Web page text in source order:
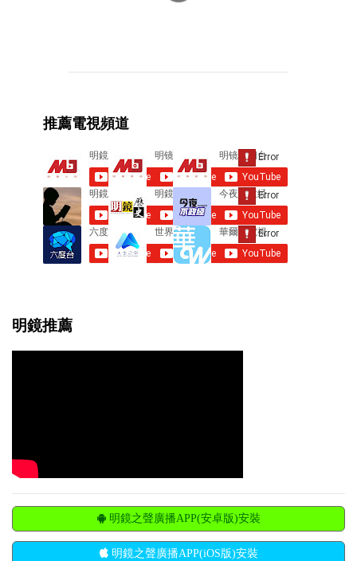
n
t
s
推薦電視頻道
明鏡推薦
明鏡之聲廣播APP(安卓版)安裝
明鏡之聲廣播APP(iOS版)安裝